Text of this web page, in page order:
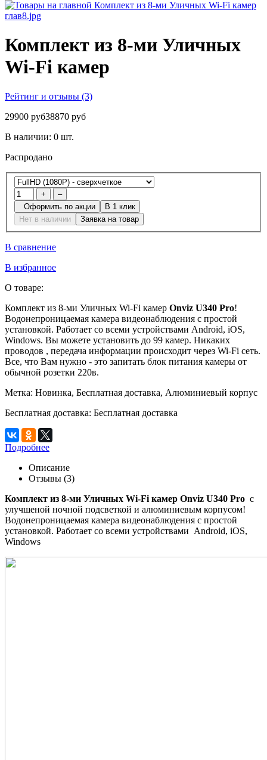
Комплект из 8-ми Уличных
Wi-Fi камер
Рейтинг и отзывы (3)
29900 руб38870 руб
В наличии: 0 шт.
Распродано
+
–
Оформить по акции
В 1 клик
Нет в наличии
Заявка на товар
В сравнение
В избранное
О товаре:
Комплект из 8-ми Уличных Wi-Fi камер Onviz U340 Pro!
Водонепроницаемая камера видеонаблюдения с простой
установкой. Работает со всеми устройствами Android, iOS,
Windows. Вы можете установить до 99 камер. Никаких
проводов , передача информации происходит через Wi-Fi сеть.
Все, что Вам нужно - это запитать блок питания камеры от
обычной розетки 220в.
Метка: Новинка, Бесплатная доставка, Алюминиевый корпус
Бесплатная доставка: Бесплатная доставка
Подробнее
Описание
Отзывы (3)
Комплект из 8-ми Уличных Wi-Fi камер Onviz U340 Pro с
улучшеной ночной подсветкой и алюминиевым корпусом!
Водонепроницаемая камера видеонаблюдения с простой
установкой. Работает со всеми устройствами Android, iOS,
Windows